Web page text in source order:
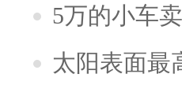
5万的小车
太阳表面最